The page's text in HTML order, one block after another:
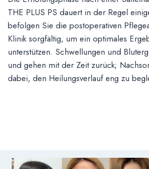
THE PLUS PS dauert in der Regel
befolgen Sie die postoperativen
Klinik sorgfältig, um ein optimales
unterstützen. Schwellungen und
und gehen mit der Zeit zurück;
dabei, den Heilungsverlauf eng zu